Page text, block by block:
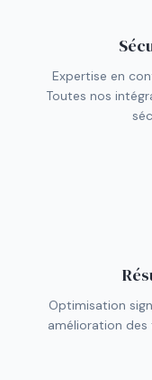
Expertise en
Toutes nos
Optimisation
amélioration